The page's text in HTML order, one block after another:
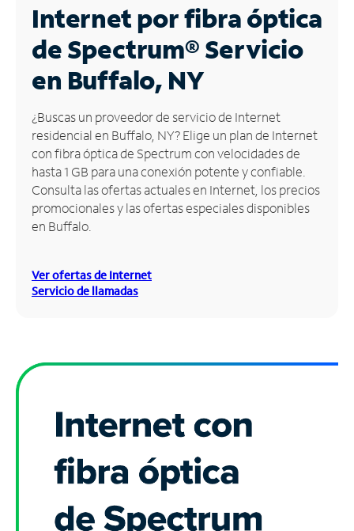
Business
Contáctanos
Inglés
Administrar
cuenta
Encuentra
una
tienda
Internet por fibra óptica
de Spectrum®Servicio
en Buffalo, NY
¿Buscas un proveedor de servicio de Internet
residencial en Buffalo, NY? Elige un plan de Internet
con fibra óptica de Spectrum con velocidades de
hasta 1 GB para una conexión potente y confiable.
Consulta las ofertas actuales en Internet, los precios
promocionales y las ofertas especiales disponibles
en Buffalo.
Ver ofertas de Internet
Servicio de llamadas